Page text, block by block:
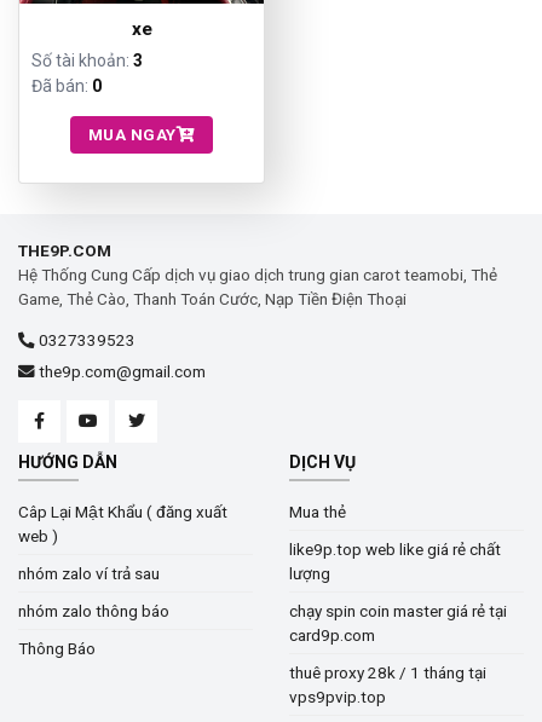
xe
Số tài khoản: 3
Đã bán: 0
MUA NGAY
THE9P.COM
Hệ Thống Cung Cấp dịch vụ giao dịch trung gian carot teamobi, Thẻ
Game, Thẻ Cào, Thanh Toán Cước, Nạp Tiền Điện Thoại
0327339523
the9p.com@gmail.com
HƯỚNG DẪN
Câp Lại Mật Khẩu ( đăng xuất
web )
nhóm zalo ví trả sau
nhóm zalo thông báo
Thông Báo
DỊCH VỤ
Mua thẻ
like9p.top web like giá rẻ chất
lượng
chạy spin coin master giá rẻ tại
card9p.com
thuê proxy 28k / 1 tháng tại
vps9pvip.top